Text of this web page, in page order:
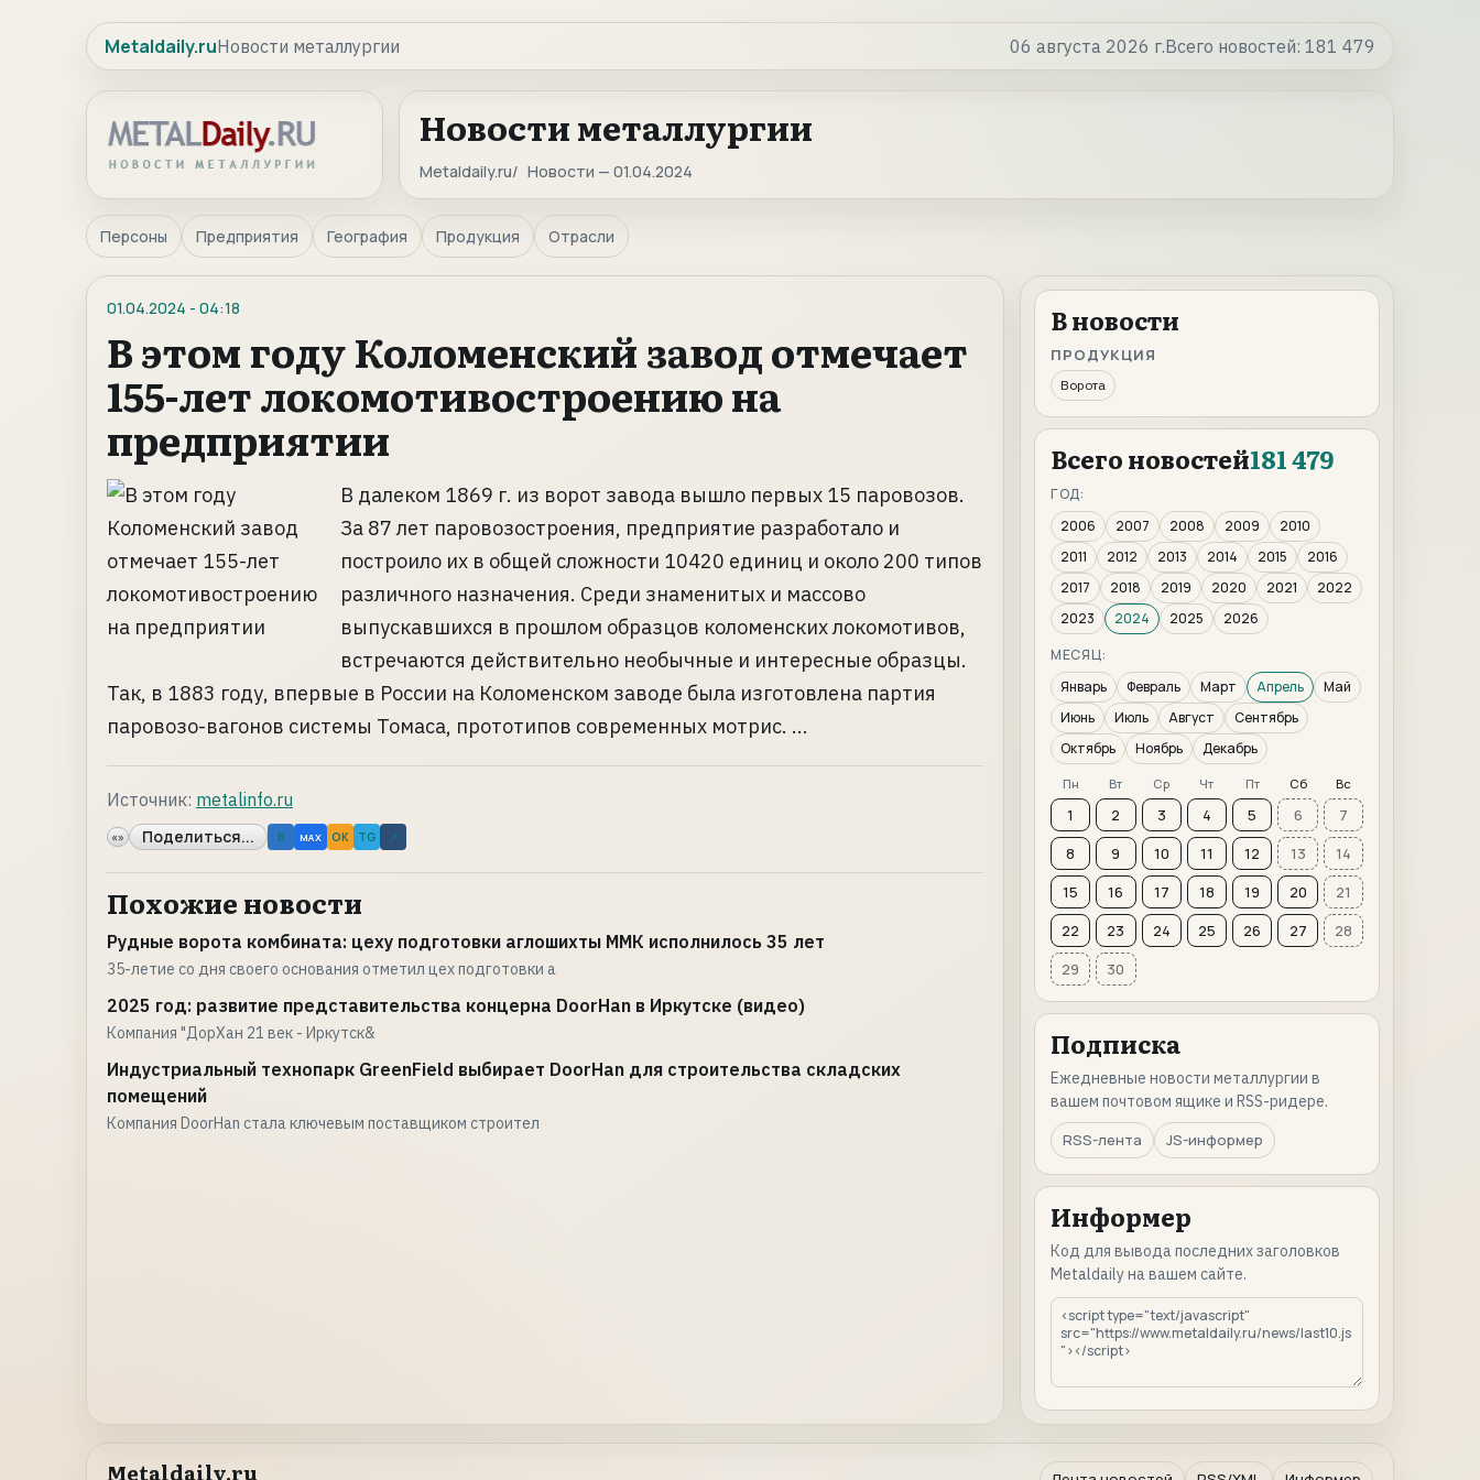
Metaldaily.ruНовости металлургии 06 августа 2026 г.Всего новостей: 181 479
Новости металлургии
Metaldaily.ru Новости — 01.04.2024
Персоны Предприятия География Продукция Отрасли
01.04.2024 - 04:18
В этом году Коломенский завод отмечает
155-лет локомотивостроению на
предприятии
В далеком 1869 г. из ворот завода вышло первых 15 паровозов.
За 87 лет паровозостроения, предприятие разработало и
построило их в общей сложности 10420 единиц и около 200 типов
различного назначения. Среди знаменитых и массово
выпускавшихся в прошлом образцов коломенских локомотивов,
встречаются действительно необычные и интересные образцы.
Так, в 1883 году, впервые в России на Коломенском заводе была изготовлена партия
паровозо-вагонов системы Томаса, прототипов современных мотрис. ...
Источник: metalinfo.ru
«» Поделиться... B MAX OK TG ↗
Похожие новости
Рудные ворота комбината: цеху подготовки аглошихты ММК исполнилось 35 лет
35-летие со дня своего основания отметил цех подготовки а
2025 год: развитие представительства концерна DoorHan в Иркутске (видео)
Компания "ДорХан 21 век - Иркутск&
Индустриальный технопарк GreenField выбирает DoorHan для строительства складских
помещений
Компания DoorHan стала ключевым поставщиком строител
В новости
ПРОДУКЦИЯ
Ворота
Всего новостей181 479
ГОД:
2006
2007 2008 2009
2010
2011
2012 2013 2014 2015
2016
2017
2018 2019 2020 2021
2022
2023
2024 2025
2026
МЕСЯЦ:
Январь
Февраль Март Апрель
Май
Июнь
Июль Август
Сентябрь
Октябрь
Ноябрь Декабрь
Пн Вт Ср Чт Пт Сб Вс
1 2 3 4 5 6
7
8
9 10 11 12 13
14
15
16 17 18 19 20
21
22
23 24 25 26 27
28
29
30
Подписка
Ежедневные новости металлургии в
вашем почтовом ящике и RSS-ридере.
RSS-лента
JS-информер
Информер
Код для вывода последних заголовков
Metaldaily на вашем сайте.
Metaldaily.ru